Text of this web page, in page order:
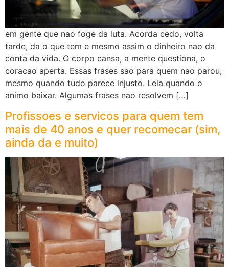
em gente que nao foge da luta. Acorda cedo, volta
tarde, da o que tem e mesmo assim o dinheiro nao da
conta da vida. O corpo cansa, a mente questiona, o
coracao aperta. Essas frases sao para quem nao parou,
mesmo quando tudo parece injusto. Leia quando o
animo baixar. Algumas frases nao resolvem […]
Profissoes e servicos para quem tem
mais de 40 anos e quer recomecar (sim,
ainda da e muito)